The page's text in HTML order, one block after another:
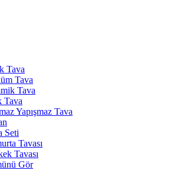
Tava
Tava
Tava
Tava
Yapışmaz Tava
Seti
Tavası
Tavası
Gör